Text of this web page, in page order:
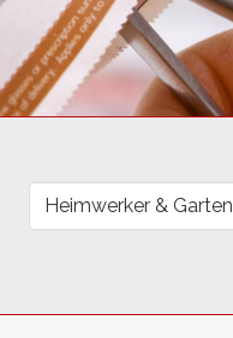
Heimwerker & Garten